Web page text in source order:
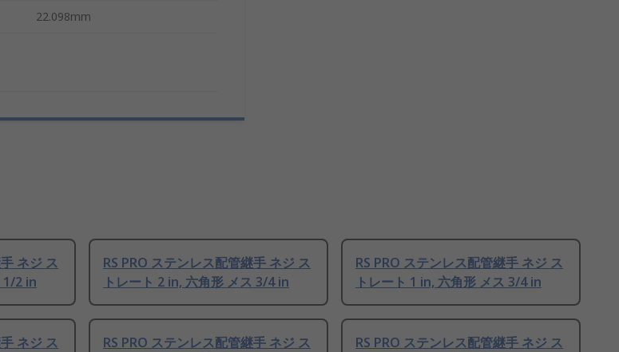
22.098mm
ネジ ス
1/2 in
RS PRO ステンレス配管継手 ネジ ス
トレート 2 in, 六角形 メス 3/4 in
RS PRO ステンレス配管継手 ネジ ス
トレート 1 in, 六角形 メス 3/4 in
ネジ ス
RS PRO ステンレス配管継手 ネジ ス
RS PRO ステンレス配管継手 ネジ ス